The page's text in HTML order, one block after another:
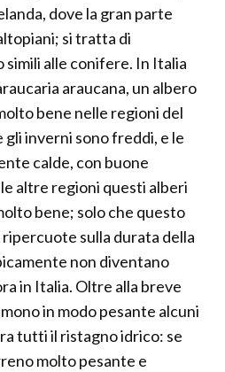
dove la gran parte
si tratta di
alle conifere. In Italia
araucana, un albero
bene nelle regioni del
inverni sono freddi, e le
calde, con buone
altre regioni questi alberi
bene; solo che questo
sulla durata della
non diventano
in Italia. Oltre alla breve
in modo pesante alcuni
tutti il ristagno idrico: se
molto pesante e